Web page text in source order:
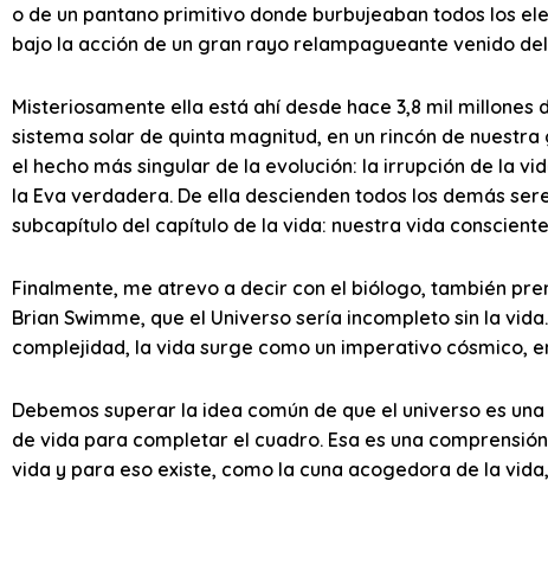
o de un pantano primitivo donde burbujeaban todos los
bajo la acción de un gran rayo relampagueante venido
Misteriosamente ella está ahí desde hace 3,8 mil millones
sistema solar de quinta magnitud, en un rincón de
el hecho más singular de la evolución: la irrupción de la
la Eva verdadera. De ella descienden todos los demás
subcapítulo del capítulo de la vida: nuestra vida
Finalmente, me atrevo a decir con el biólogo, también
Brian Swimme, que el Universo sería incompleto sin la
complejidad, la vida surge como un imperativo cósmico,
Debemos superar la idea común de que el universo es
de vida para completar el cuadro. Esa es una
vida y para eso existe, como la cuna acogedora de la